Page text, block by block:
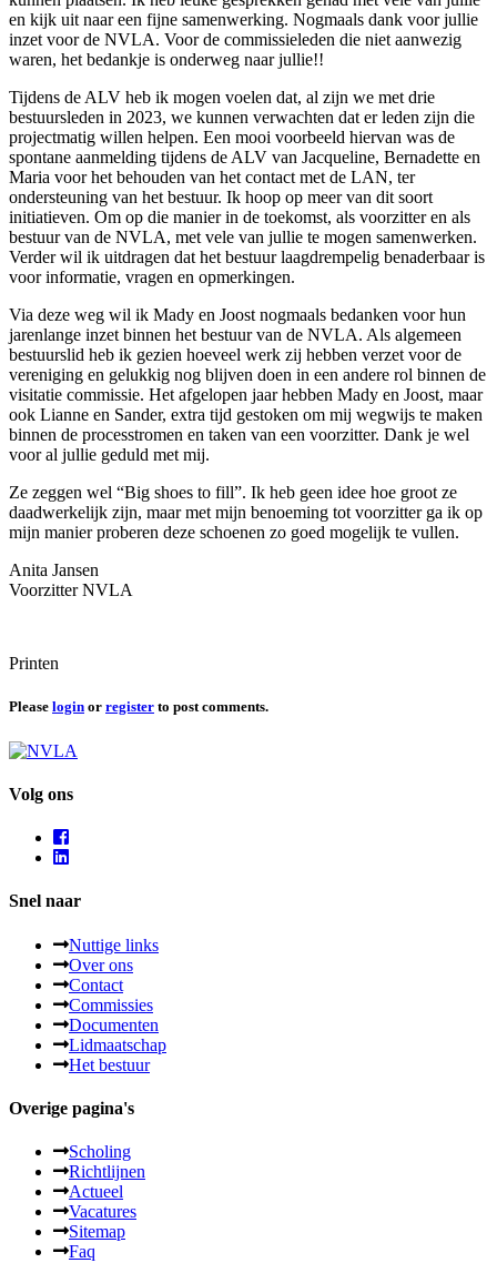
en kijk uit naar een fijne samenwerking. Nogmaals dank voor jullie
inzet voor de NVLA. Voor de commissieleden die niet aanwezig
waren, het bedankje is onderweg naar jullie!!
Tijdens de ALV heb ik mogen voelen dat, al zijn we met drie
bestuursleden in 2023, we kunnen verwachten dat er leden zijn die
projectmatig willen helpen. Een mooi voorbeeld hiervan was de
spontane aanmelding tijdens de ALV van Jacqueline, Bernadette en
Maria voor het behouden van het contact met de LAN, ter
ondersteuning van het bestuur. Ik hoop op meer van dit soort
initiatieven. Om op die manier in de toekomst, als voorzitter en als
bestuur van de NVLA, met vele van jullie te mogen samenwerken.
Verder wil ik uitdragen dat het bestuur laagdrempelig benaderbaar is
voor informatie, vragen en opmerkingen.
Via deze weg wil ik Mady en Joost nogmaals bedanken voor hun
jarenlange inzet binnen het bestuur van de NVLA. Als algemeen
bestuurslid heb ik gezien hoeveel werk zij hebben verzet voor de
vereniging en gelukkig nog blijven doen in een andere rol binnen de
visitatie commissie. Het afgelopen jaar hebben Mady en Joost, maar
ook Lianne en Sander, extra tijd gestoken om mij wegwijs te maken
binnen de processtromen en taken van een voorzitter. Dank je wel
voor al jullie geduld met mij.
Ze zeggen wel “Big shoes to fill”. Ik heb geen idee hoe groot ze
daadwerkelijk zijn, maar met mijn benoeming tot voorzitter ga ik op
mijn manier proberen deze schoenen zo goed mogelijk te vullen.
Anita Jansen
Voorzitter NVLA
Printen
Please login or register to post comments.
Volg ons
Snel naar
Nuttige links
Over ons
Contact
Commissies
Documenten
Lidmaatschap
Het bestuur
Overige pagina's
Scholing
Richtlijnen
Actueel
Vacatures
Sitemap
Faq